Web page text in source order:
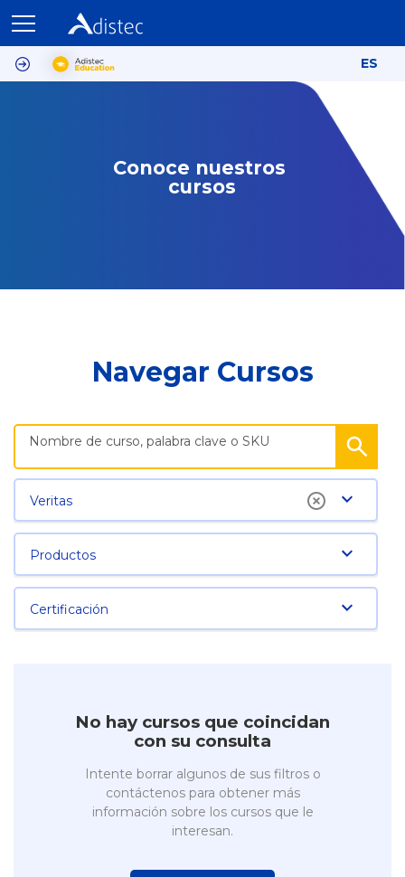
ES
Conoce nuestros
cursos
Navegar Cursos
Veritas
Productos
Certificación
No hay cursos que coincidan
con su consulta
Intente borrar algunos de sus filtros o
contáctenos para obtener más
información sobre los cursos que le
interesan.